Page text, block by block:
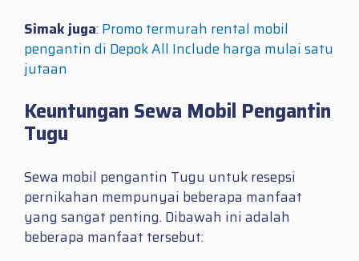
Simak juga: Promo termurah rental mobil
pengantin di Depok All Include harga mulai satu
jutaan
Keuntungan Sewa Mobil Pengantin
Tugu
Sewa mobil pengantin Tugu untuk resepsi
pernikahan mempunyai beberapa manfaat
yang sangat penting. Dibawah ini adalah
beberapa manfaat tersebut: